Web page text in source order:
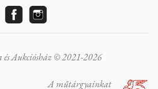
Aukciósház © 2021-2026
A műtárgyainkat